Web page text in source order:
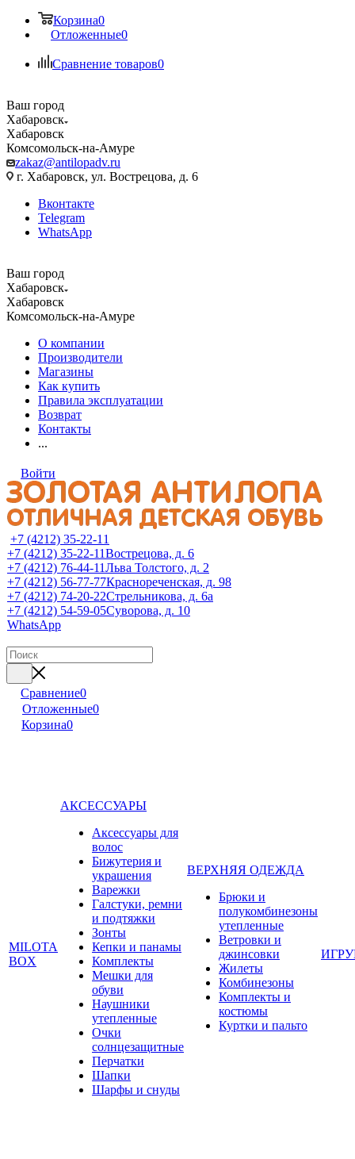
Корзина0
Отложенные0
Сравнение товаров0
Ваш город
Хабаровск
Хабаровск
Комсомольск-на-Амуре
zakaz@antilopadv.ru
г. Хабаровск, ул. Вострецова, д. 6
Вконтакте
Telegram
WhatsApp
Ваш город
Хабаровск
Хабаровск
Комсомольск-на-Амуре
О компании
Производители
Магазины
Как купить
Правила эксплуатации
Возврат
Контакты
...
Войти
+7 (4212) 35-22-11
+7 (4212) 35-22-11Вострецова, д. 6
+7 (4212) 76-44-11Льва Толстого, д. 2
+7 (4212) 56-77-77Краснореченская, д. 98
+7 (4212) 74-20-22Стрельникова, д. 6а
+7 (4212) 54-59-05Суворова, д. 10
WhatsApp
Сравнение0
Отложенные0
Корзина0
MILOTA
BOX
АКСЕССУАРЫ
Аксессуары для
волос
Бижутерия и
украшения
Варежки
Галстуки, ремни
и подтяжки
Зонты
Кепки и панамы
Комплекты
Мешки для
обуви
Наушники
утепленные
Очки
солнцезащитные
Перчатки
Шапки
Шарфы и снуды
ВЕРХНЯЯ ОДЕЖДА
Брюки и
полукомбинезоны
утепленные
Ветровки и
джинсовки
Жилеты
Комбинезоны
Комплекты и
костюмы
Куртки и пальто